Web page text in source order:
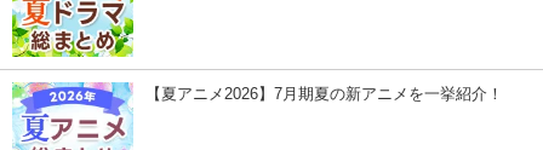
【夏アニメ2026】7月期夏の新アニメを一挙紹介！